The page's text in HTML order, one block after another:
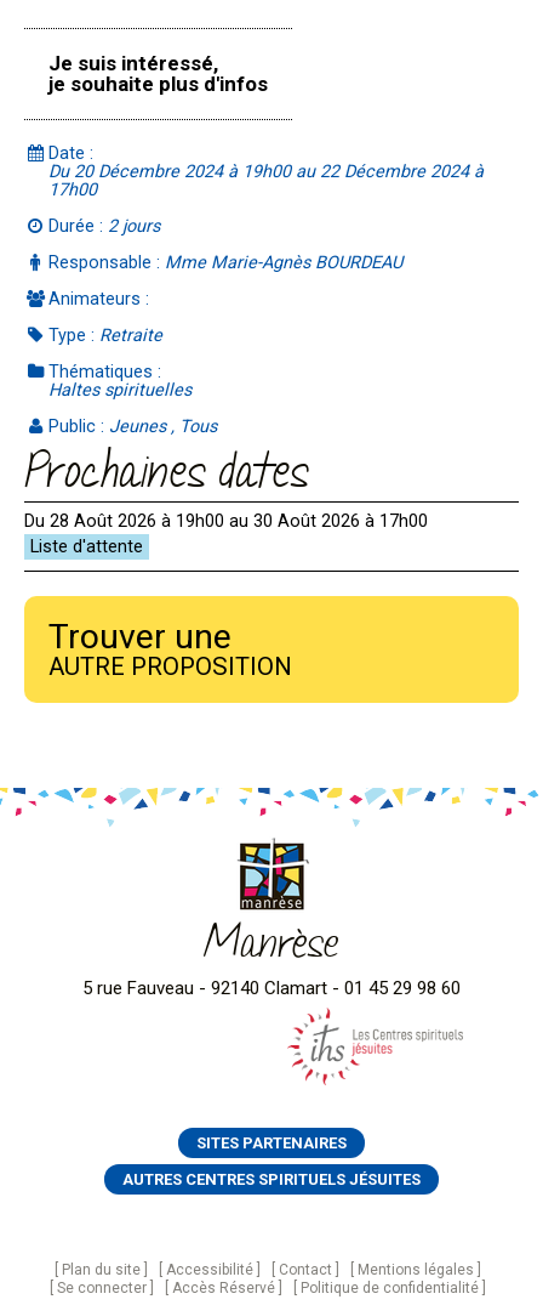
Je suis intéressé,
je souhaite plus d'infos
Date :
Du 20 Décembre 2024 à 19h00 au 22 Décembre 2024 à
17h00
Durée : 2 jours
Responsable : Mme Marie-Agnès BOURDEAU
Animateurs :
Type : Retraite
Thématiques :
Haltes spirituelles
Public : Jeunes , Tous
Prochaines dates
Du 28 Août 2026 à 19h00 au 30 Août 2026 à 17h00
Trouver une
AUTRE PROPOSITION
Manrèse
5 rue Fauveau - 92140 Clamart - 01 45 29 98 60
SITES PARTENAIRES
AUTRES CENTRES SPIRITUELS JÉSUITES
Plan du site Accessibilité Contact
Mentions légales
Se connecter
Accès Réservé Politique de confidentialité